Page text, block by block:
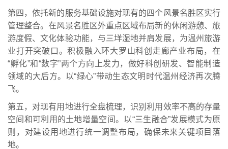
第四，依托新的服务基础设施对现有的四个风景名胜区实行
管理整合。在风景名胜区外重点区域布局新的休闲游憩、旅
游度假、文化体验功能，与三垟湿地并肩发展，为温州旅游
业打开突破口。积极融入环大罗山科创走廊产业布局，在
“孵化”和“数字”两个方向上发力，做好科创研发、智能制造
领域的大后方。以“绿心”带动生态文明时代温州经济再次腾
飞。
第五，对现有用地进行全盘梳理，识别利用效率不高的存量
空间和可利用的土地增量空间。以“三生融合”发展模式为原
则，对建设用地进行统一调整布局，确保未来关键项目落
地。